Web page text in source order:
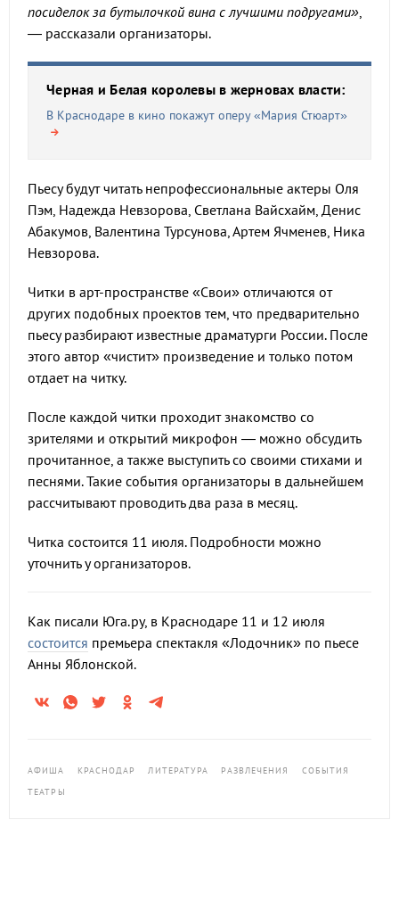
посиделок за бутылочкой вина с лучшими подругами»,
— рассказали организаторы.
Черная и Белая королевы в жерновах власти:
В Краснодаре в кино покажут оперу «Мария Стюарт»
Пьесу будут читать непрофессиональные актеры Оля
Пэм, Надежда Невзорова, Светлана Вайсхайм, Денис
Абакумов, Валентина Турсунова, Артем Ячменев, Ника
Невзорова.
Читки в арт-пространстве «Свои» отличаются от
других подобных проектов тем, что предварительно
пьесу разбирают известные драматурги России. После
этого автор «чистит» произведение и только потом
отдает на читку.
После каждой читки проходит знакомство со
зрителями и открытий микрофон — можно обсудить
прочитанное, а также выступить со своими стихами и
песнями. Такие события организаторы в дальнейшем
рассчитывают проводить два раза в месяц.
Читка состоится 11 июля. Подробности можно
уточнить у организаторов.
Как писали Юга.ру, в Краснодаре 11 и 12 июля
состоится премьера спектакля «Лодочник» по пьесе
Анны Яблонской.
АФИША КРАСНОДАР ЛИТЕРАТУРА РАЗВЛЕЧЕНИЯ
СОБЫТИЯ
ТЕАТРЫ